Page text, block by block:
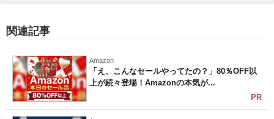
関連記事
Amazon
「え、こんなセールやってたの？」80％OFF以
上が続々登場！Amazonの本気が...
PR